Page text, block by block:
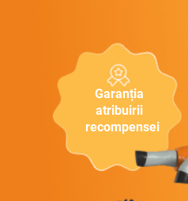
Garanția
atribuirii
recompensei